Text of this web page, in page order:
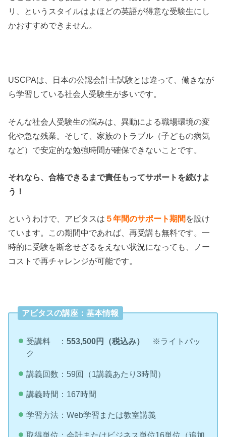
リ、というスタイルはよほどの英語が得意な受験生にし
かおすすめできません。
USCPAは、日本の公認会計士試験とは違って、働きなが
ら学習している社会人受験生が多いです。
そんな社会人受験生の悩みは、異動による職場環境の変
化や急な残業。そして、家族のトラブル（子どもの病気
など）で安定的な勉強時間が確保できないことです。
それなら、合格できるまで責任もってサポートを続けよ
う！
というわけで、アビタスは ５年間のサポート期間 を設け
ています。この期間中であれば、再受講も無料です。一
時的に受験を断念せざるをえない状況になっても、ノー
コストで再チャレンジが可能です。
アビタスの講座：基本情報
受講料 ： 553,500円（税込み）
※ライトパッ
ク
講義回数：59回（1講義あたり3時間）
講義時間：167時間
学習方法：Web学習または教室講義
取得単位：会計またはビジネス単位16単位（追加